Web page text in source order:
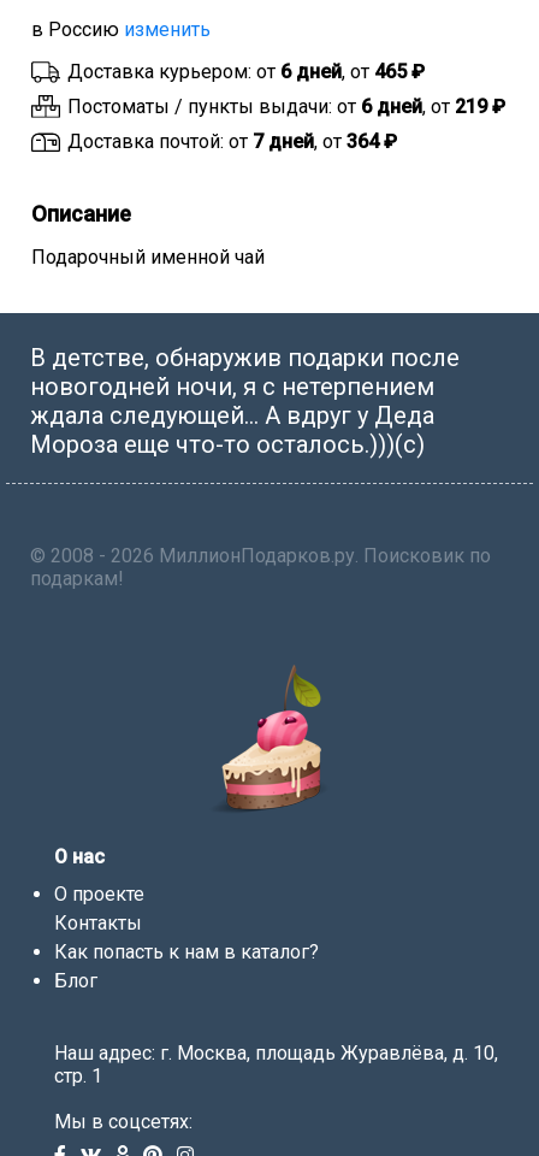
в Россию изменить
Доставка курьером: от 6 дней, от 465 ₽
Постоматы / пункты выдачи: от 6 дней, от 219 ₽
Доставка почтой: от 7 дней, от 364 ₽
Описание
Подарочный именной чай
В детстве, обнаружив подарки после
новогодней ночи, я с нетерпением
ждала следующей… А вдруг у Деда
Мороза еще что-то осталось.)))(с)
© 2008 - 2026 МиллионПодарков.ру. Поисковик по
подаркам!
О нас
О проекте
Контакты
Как попасть к нам в каталог?
Блог
Наш адрес: г. Москва, площадь Журавлёва, д. 10,
стр. 1
Мы в соцсетях: